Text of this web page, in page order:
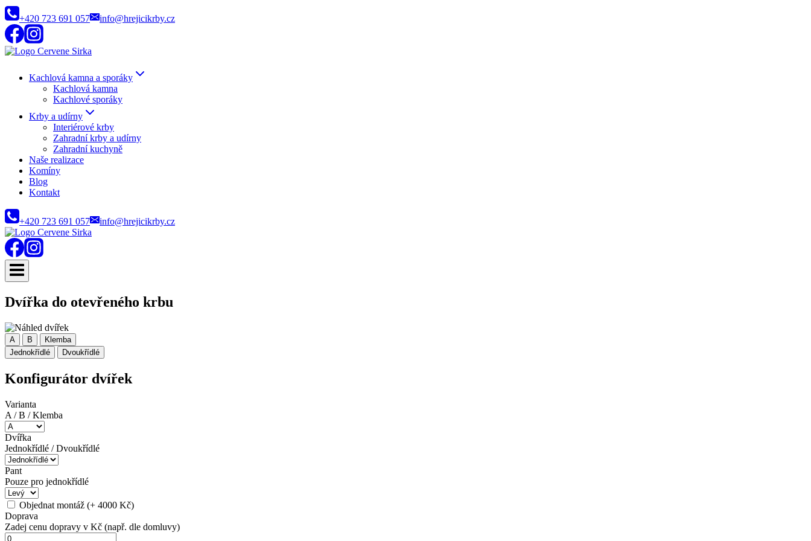
Přeskočit
na
obsah
+420 723 691 057 info@hrejicikrby.cz
Kachlová kamna a sporáky
Kachlová kamna
Kachlové sporáky
Krby a udírny
Interiérové krby
Zahradní krby a udírny
Zahradní kuchyně
Naše realizace
Komíny
Blog
Kontakt
+420 723 691 057 info@hrejicikrby.cz
Dvířka do otevřeného krbu
A B
Klemba
Jednokřídlé
Dvoukřídlé
Konfigurátor dvířek
Varianta
A / B / Klemba
Dvířka
Jednokřídlé / Dvoukřídlé
Pant
Pouze pro jednokřídlé
Objednat montáž (+ 4000 Kč)
Doprava
Zadej cenu dopravy v Kč (např. dle domluvy)